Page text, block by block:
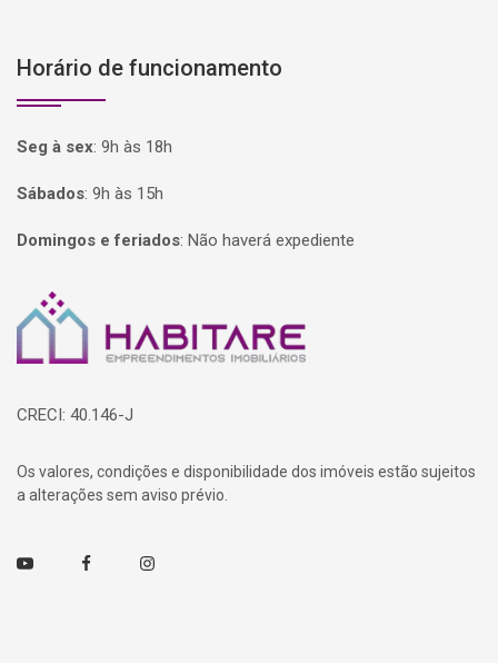
Horário de funcionamento
Seg à sex: 9h às 18h
Sábados: 9h às 15h
Domingos e feriados: Não haverá expediente
Página inicial
CRECI: 40.146-J
Os valores, condições e disponibilidade dos imóveis estão sujeitos
a alterações sem aviso prévio.
Youtube FacebookInstagram